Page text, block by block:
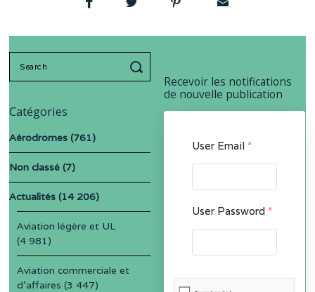
Recevoir les notifications
de nouvelle publication
User Email *
User Password *
Catégories
Aérodromes (761)
Non classé (7)
Actualités (14 206)
Aviation légère et UL
(4 981)
Aviation commerciale et
d'affaires (3 447)